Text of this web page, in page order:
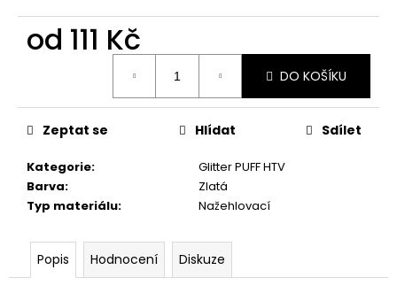
od 111 Kč
DO KOŠÍKU
Kategorie:
Glitter PUFF HTV
Barva:
Zlatá
Typ materiálu: Nažehlovací
Zeptat se Hlídat Sdílet
Popis Hodnocení Diskuze